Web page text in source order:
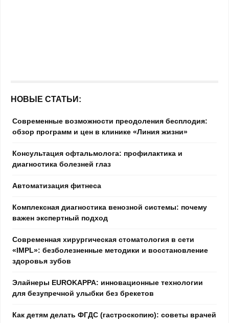
НОВЫЕ СТАТЬИ:
Современные возможности преодоления бесплодия:
обзор программ и цен в клинике «Линия жизни»
Консультация офтальмолога: профилактика и
диагностика болезней глаз
Автоматизация фитнеса
Комплексная диагностика венозной системы: почему
важен экспертный подход
Современная хирургическая стоматология в сети
«IMPL»: безболезненные методики и восстановление
здоровья зубов
Элайнеры EUROKAPPA: инновационные технологии
для безупречной улыбки без брекетов
Как детям делать ФГДС (гастроскопию): советы врачей